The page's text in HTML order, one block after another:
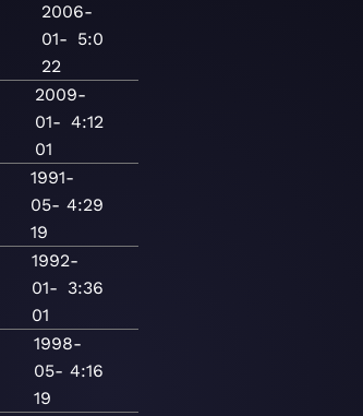
2006-
01-
22
5:0
2009-
01-
01
4:12
1991-
05-
19
4:29
1992-
01-
01
3:36
1998-
05-
19
4:16